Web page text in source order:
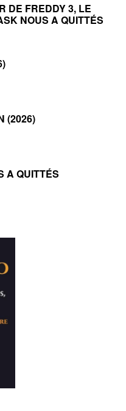
DE FREDDY 3, LE
NOUS A QUITTÉS
(2026)
A QUITTÉS